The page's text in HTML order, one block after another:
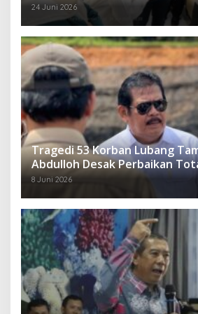
Rakyat
24 Juni 2026
Tragedi 53 Korban Lubang
Abdulloh Desak Perbaikan
8 Juni 2026